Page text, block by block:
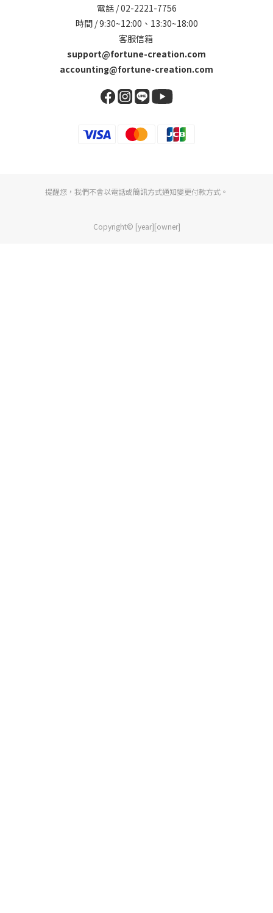
電話 / 02-2221-7756
時間 / 9:30~12:00、13:30~18:00
客服信箱
support@fortune-creation.com
accounting@fortune-creation.com
提醒您，我們不會以電話或簡訊方式通知變更付款方式。
Copyright© [year][owner]